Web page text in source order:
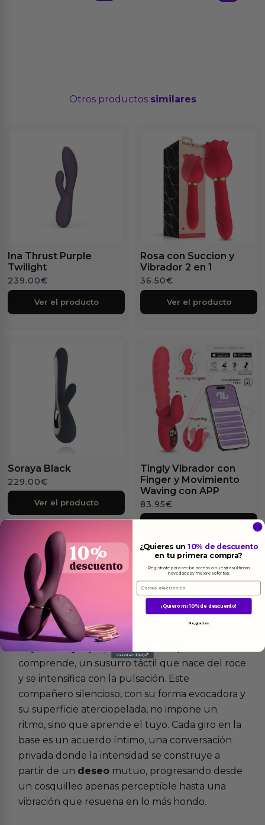
Otros productos similares
Ina Thrust Purple
Twilight
239.00€
Ver el producto
Rosa con Succion y
Vibrador 2 en 1
36.50€
Ver el producto
Soraya Black
229.00€
Ver el producto
Tingly Vibrador con
Finger y Movimiento
Waving con APP
83.95€
Másinformacion
Hay un lenguaje que solo el cuerpo
comprende, un susurro táctil que nace del roce
y se intensifica con la pulsación. Este
compañero silencioso, con su forma evocadora y
su superficie aterciopelada, no impone un
ritmo, sino que aprende el tuyo. Cada giro en la
base es un acuerdo íntimo, una conversación
privada donde la intensidad se construye a
partir de un deseo mutuo, progresando desde
un cosquilleo apenas perceptible hasta una
vibración que resuena en lo más hondo.
¿Quieres un10% de descuento
en tu primera compra?
Regístrate para recibir acceso a nuestras últimas
novedades y mejores ofertas.
Email
¡Quiero mi 10% de descuento!
No, gracias